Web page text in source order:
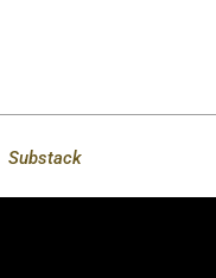
Substack